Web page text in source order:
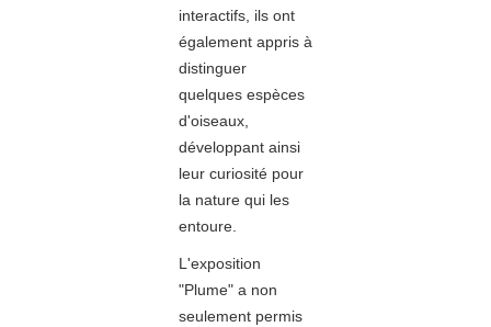
interactifs, ils ont
également appris à
distinguer
quelques espèces
d'oiseaux,
développant ainsi
leur curiosité pour
la nature qui les
entoure.
L'exposition
"Plume" a non
seulement permis